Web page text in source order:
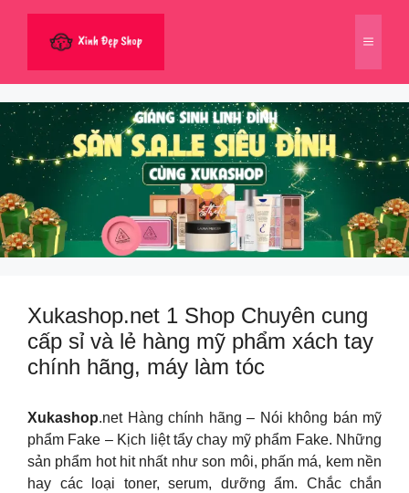
dung
Menu
Xukashop.net 1 Shop Chuyên cung
cấp sỉ và lẻ hàng mỹ phẩm xách tay
chính hãng, máy làm tóc
Xukashop.net Hàng chính hãng – Nói không bán mỹ
phẩm Fake – Kịch liệt tẩy chay mỹ phẩm Fake. Những
sản phẩm hot hit nhất như son môi, phấn má, kem nền
hay các loại toner, serum, dưỡng ẩm. Chắc chắn